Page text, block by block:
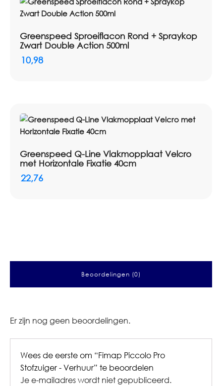
Greenspeed Sproeiflacon Rond + Spraykop
Zwart Double Action 500ml
10,98
Greenspeed Q-Line Vlakmopplaat Velcro
met Horizontale Fixatie 40cm
22,76
Beoordelingen (0)
Er zijn nog geen beoordelingen.
Wees de eerste om “Fimap Piccolo Pro
Stofzuiger - Verhuur” te beoordelen
Je e-mailadres wordt niet gepubliceerd.